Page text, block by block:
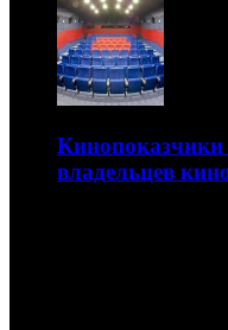
Кинопоказчики
владельцев